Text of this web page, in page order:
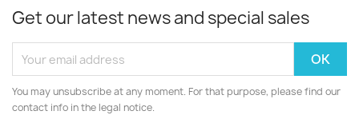
Get our latest news and special sales
You may unsubscribe at any moment. For that purpose, please find our
contact info in the legal notice.